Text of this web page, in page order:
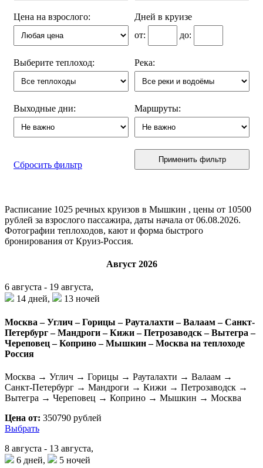
Цена на взрослого:
Дней в круизе
от:
до:
Выберите теплоход: Река:
Выходные дни: Маршруты:
Сбросить фильтр
Применить фильтр
Расписание 1025 речных круизов в Мышкин , цены от 10500
рублей за взрослого пассажира, даты начала от 06.08.2026.
Фотографии теплоходов, кают и форма быстрого
бронирования от Круиз-Россия.
Август 2026
6 августа - 19 августа,
14 дней,
13 ночей
Москва – Углич – Горицы – Рауталахти – Валаам – Санкт-
Петербург – Мандроги – Кижи – Петрозаводск – Вытегра –
Череповец – Коприно – Мышкин – Москва на теплоходе
Россия
Москва → Углич → Горицы → Рауталахти → Валаам →
Санкт-Петербург → Мандроги → Кижи → Петрозаводск →
Вытегра → Череповец → Коприно → Мышкин → Москва
Цена от: 350790 рублей
Выбрать
8 августа - 13 августа,
6 дней,
5 ночей